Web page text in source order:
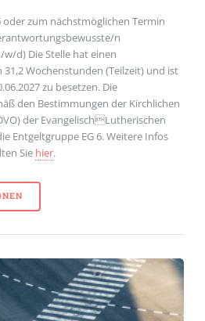
oder zum nächstmöglichen Termin
n
d) Die Stelle hat einen
Wochenstunden (Teilzeit) und ist
zu besetzen. Die
den Bestimmungen der Kirchlichen
der EvangelischLutherischen
Entgeltgruppe EG 6. Weitere Infos
Sie hier.